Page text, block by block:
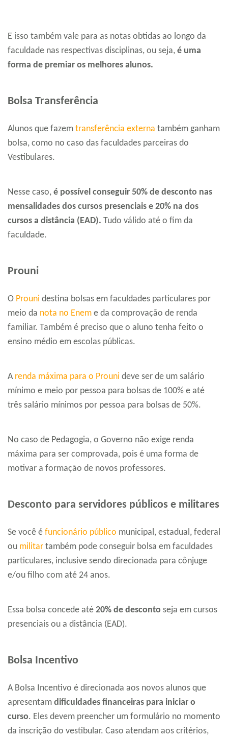
E isso também vale para as notas obtidas ao longo da
faculdade nas respectivas disciplinas, ou seja, é uma
forma de premiar os melhores alunos.
Bolsa Transferência
Alunos que fazem transferência externa também ganham
bolsa, como no caso das faculdades parceiras do
Vestibulares.
Nesse caso, é possível conseguir 50% de desconto nas
mensalidades dos cursos presenciais e 20% na dos
cursos a distância (EAD). Tudo válido até o fim da
faculdade.
Prouni
O Prouni destina bolsas em faculdades particulares por
meio da nota no Enem e da comprovação de renda
familiar. Também é preciso que o aluno tenha feito o
ensino médio em escolas públicas.
A renda máxima para o Prouni deve ser de um salário
mínimo e meio por pessoa para bolsas de 100% e até
três salário mínimos por pessoa para bolsas de 50%.
No caso de Pedagogia, o Governo não exige renda
máxima para ser comprovada, pois é uma forma de
motivar a formação de novos professores.
Desconto para servidores públicos e militares
Se você é funcionário público municipal, estadual, federal
ou militar também pode conseguir bolsa em faculdades
particulares, inclusive sendo direcionada para cônjuge
e/ou filho com até 24 anos.
Essa bolsa concede até 20% de desconto seja em cursos
presenciais ou a distância (EAD).
Bolsa Incentivo
A Bolsa Incentivo é direcionada aos novos alunos que
apresentam dificuldades financeiras para iniciar o
curso. Eles devem preencher um formulário no momento
da inscrição do vestibular. Caso atendam aos critérios,